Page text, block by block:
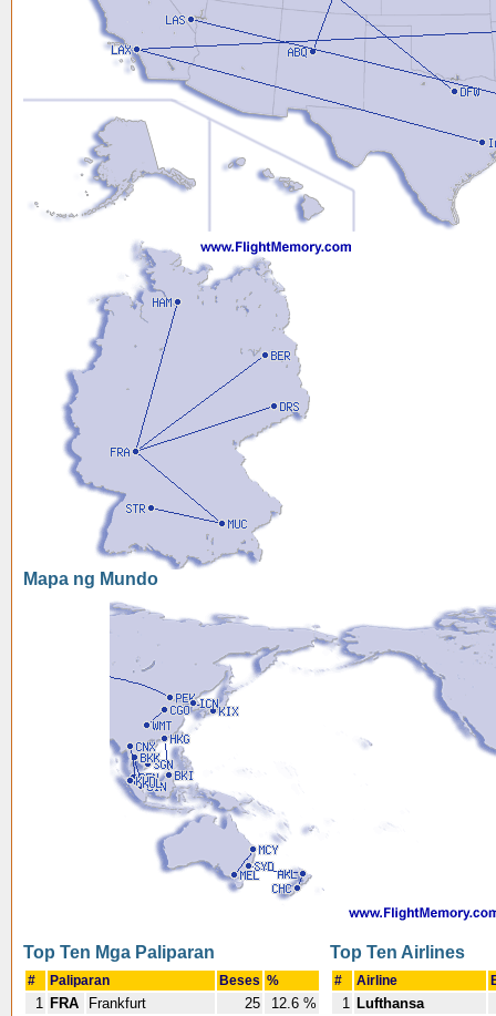
Mapa ng Mundo
Top Ten Mga Paliparan
# Paliparan Beses %
1 FRA Frankfurt 25
12.6 %
Top Ten Airlines
# Airline
1 Lufthansa